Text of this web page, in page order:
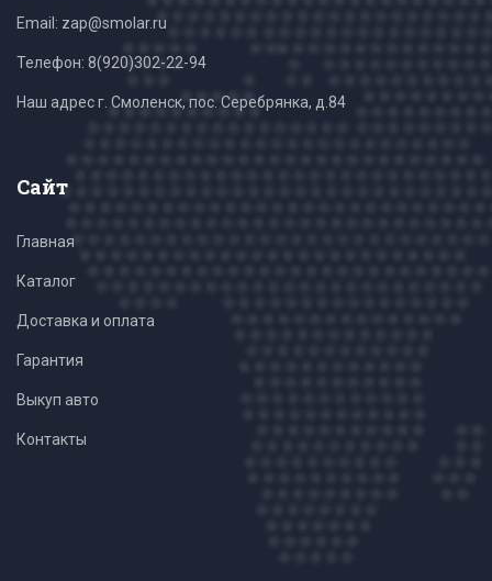
Email: zap@smolar.ru
Телефон: 8(920)302-22-94
Наш адрес г. Смоленск, пос. Серебрянка, д.84
Сайт
Главная
Каталог
Доставка и оплата
Гарантия
Выкуп авто
Контакты